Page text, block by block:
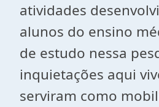
atividades
alunos do ensino
de estudo nessa
inquietações aqui
serviram como